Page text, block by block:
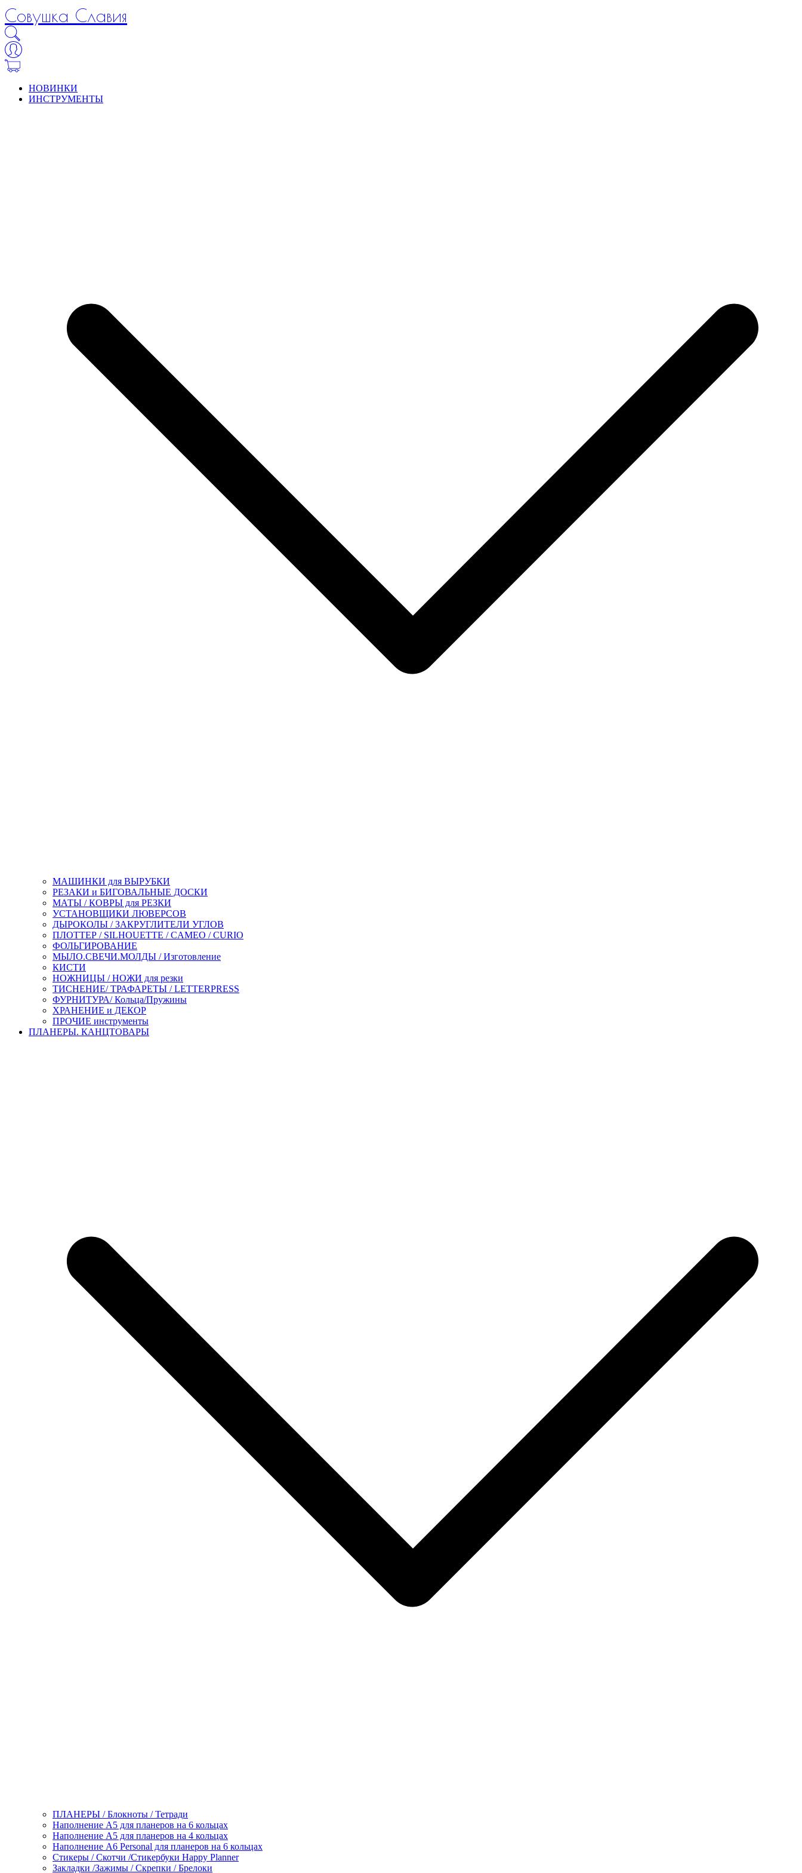
Совушка Славия
НОВИНКИ
ИНСТРУМЕНТЫ
МАШИНКИ для ВЫРУБКИ
РЕЗАКИ и БИГОВАЛЬНЫЕ ДОСКИ
МАТЫ / КОВРЫ для РЕЗКИ
УСТАНОВЩИКИ ЛЮВЕРСОВ
ДЫРОКОЛЫ / ЗАКРУГЛИТЕЛИ УГЛОВ
ПЛОТТЕР / SILHOUETTE / CAMEO / CURIO
ФОЛЬГИРОВАНИЕ
МЫЛО.СВЕЧИ.МОЛДЫ / Изготовление
КИСТИ
НОЖНИЦЫ / НОЖИ для резки
ТИСНЕНИЕ/ ТРАФАРЕТЫ / LETTERPRESS
ФУРНИТУРА/ Кольца/Пружины
ХРАНЕНИЕ и ДЕКОР
ПРОЧИЕ инструменты
ПЛАНЕРЫ. КАНЦТОВАРЫ
ПЛАНЕРЫ / Блокноты / Тетради
Наполнение А5 для планеров на 6 кольцах
Наполнение А5 для планеров на 4 кольцах
Наполнение А6 Personal для планеров на 6 кольцах
Стикеры / Скотчи /Стикербуки Happy Planner
Закладки /Зажимы / Скрепки / Брелоки